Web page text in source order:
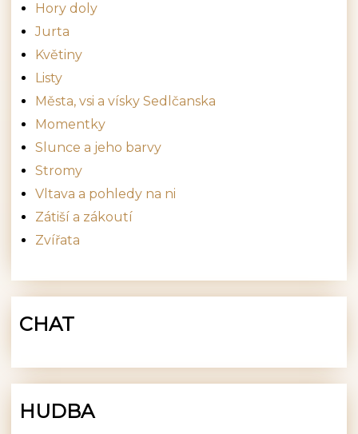
Hory doly
Jurta
Květiny
Listy
Města, vsi a vísky Sedlčanska
Momentky
Slunce a jeho barvy
Stromy
Vltava a pohledy na ni
Zátiší a zákoutí
Zvířata
CHAT
HUDBA